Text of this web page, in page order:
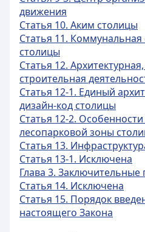
движения
Статья 10. Аким столицы
Статья 11. Коммунальная
столицы
Статья 12.
строительная
Статья 12-1. Единый
дизайн-код столицы
Статья 12-2.
лесопарковой зоны
Статья 13.
Статья 13-1. Исключена
Глава 3.
Статья 14. Исключена
Статья 15. Порядок
настоящего Закона